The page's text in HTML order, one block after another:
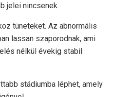
jelei nincsenek.
tüneteket. Az abnormális
lassan szaporodnak, ami
nélkül évekig stabil
stádiumba léphet, amely